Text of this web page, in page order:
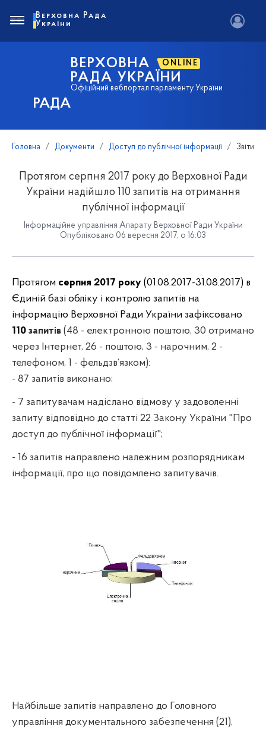
РАДА
ВЕРХОВНА ONLINE
РАДА УКРАЇНИ
Офіційний вебпортал парламенту України
Верховна Рада
України
Головна Документи Доступ до публічної інформації Звіти
Протягом серпня 2017 року до Верховної Ради
України надійшло 110 запитів на отримання
публічної інформації
Інформаційне управління Апарату Верховної Ради України
Опубліковано 06 вересня 2017, о 16:03
Протягом серпня 2017 року (01.08.2017-31.08.2017) в
Єдиній базі обліку і контролю запитів на
інформацію Верховної Ради України зафіксовано
11 0 запитів (48 - електронною поштою, 30 отримано
через Інтернет, 26 - поштою, 3 - нарочним, 2 -
телефоном, 1 - фельдзв’язком):
- 87 запитів виконано;
- 7 запитувачам надіслано відмову у задоволенні
запиту відповідно до статті 22 Закону України "Про
доступ до публічної інформації";
- 16 запитів направлено належним розпорядникам
інформації, про що повідомлено запитувачів.
Найбільше запитів направлено до Головного
управління документального забезпечення (21),